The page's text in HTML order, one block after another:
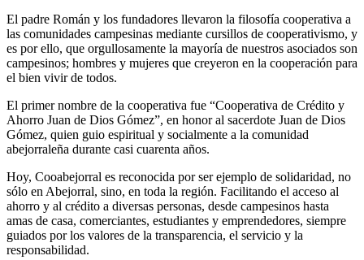
El padre Román y los fundadores llevaron la filosofía cooperativa a
las comunidades campesinas mediante cursillos de cooperativismo, y
es por ello, que orgullosamente la mayoría de nuestros asociados son
campesinos; hombres y mujeres que creyeron en la cooperación para
el bien vivir de todos.
El primer nombre de la cooperativa fue “Cooperativa de Crédito y
Ahorro Juan de Dios Gómez”, en honor al sacerdote Juan de Dios
Gómez, quien guio espiritual y socialmente a la comunidad
abejorraleña durante casi cuarenta años.
Hoy, Cooabejorral es reconocida por ser ejemplo de solidaridad, no
sólo en Abejorral, sino, en toda la región. Facilitando el acceso al
ahorro y al crédito a diversas personas, desde campesinos hasta
amas de casa, comerciantes, estudiantes y emprendedores, siempre
guiados por los valores de la transparencia, el servicio y la
responsabilidad.